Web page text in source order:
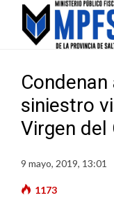
siniestro
Virgen del
9 mayo, 2019, 13:01
1173